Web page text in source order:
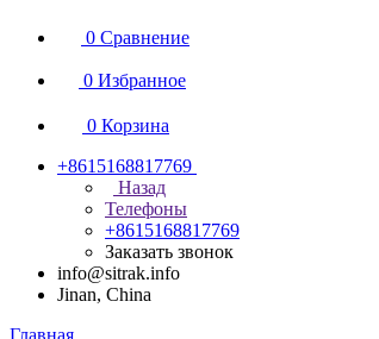
0 Сравнение
0 Избранное
0 Корзина
+8615168817769
Назад
Телефоны
+8615168817769
Заказать звонок
info@sitrak.info
Jinan, China
Главная